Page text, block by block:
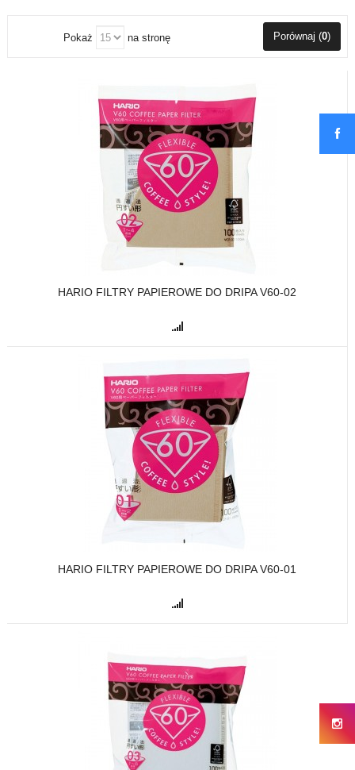
Pokaż na stronę Porównaj (0)
HARIO FILTRY PAPIEROWE DO DRIPA V60-02
HARIO FILTRY PAPIEROWE DO DRIPA V60-01